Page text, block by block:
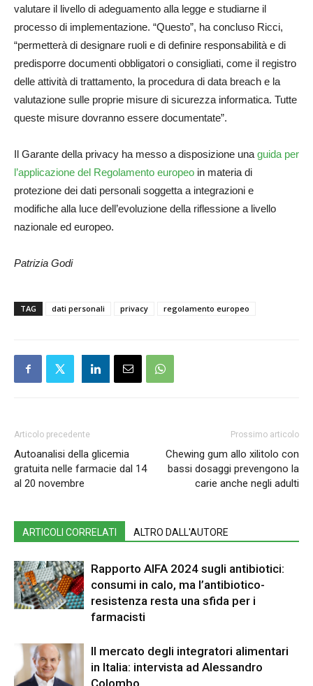
valutare il livello di adeguamento alla legge e studiarne il
processo di implementazione. “Questo”, ha concluso Ricci,
“permetterà di designare ruoli e di definire responsabilità e di
predisporre documenti obbligatori o consigliati, come il registro
delle attività di trattamento, la procedura di data breach e la
valutazione sulle proprie misure di sicurezza informatica. Tutte
queste misure dovranno essere documentate”.
Il Garante della privacy ha messo a disposizione una guida per
l’applicazione del Regolamento europeo in materia di
protezione dei dati personali soggetta a integrazioni e
modifiche alla luce dell’evoluzione della riflessione a livello
nazionale ed europeo.
Patrizia Godi
TAG dati personali privacy regolamento europeo
Articolo precedente
Autoanalisi della glicemia
gratuita nelle farmacie dal 14
al 20 novembre
Prossimo articolo
Chewing gum allo xilitolo con
bassi dosaggi prevengono la
carie anche negli adulti
ARTICOLI CORRELATI ALTRO DALL'AUTORE
Rapporto AIFA 2024 sugli antibiotici:
consumi in calo, ma l’antibiotico-
resistenza resta una sfida per i
farmacisti
Il mercato degli integratori alimentari
in Italia: intervista ad Alessandro